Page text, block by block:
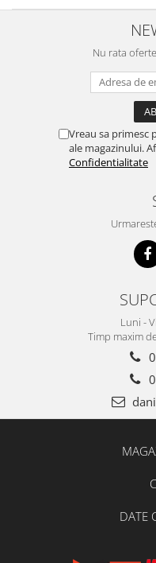
Nu rata
Vreau sa primesc
ale magazinului.
Confidentialitate
Luni -
Timp maxim
DATE